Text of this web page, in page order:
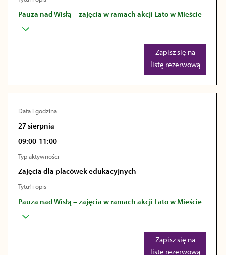
Pauza nad Wisłą – zajęcia w ramach akcji Lato w Mieście
Zapisz się na
listę rezerwową
Data i godzina
27 sierpnia
09:00-11:00
Typ aktywności
Zajęcia dla placówek edukacyjnych
Tytuł i opis
Pauza nad Wisłą – zajęcia w ramach akcji Lato w Mieście
Zapisz się na
listę rezerwową